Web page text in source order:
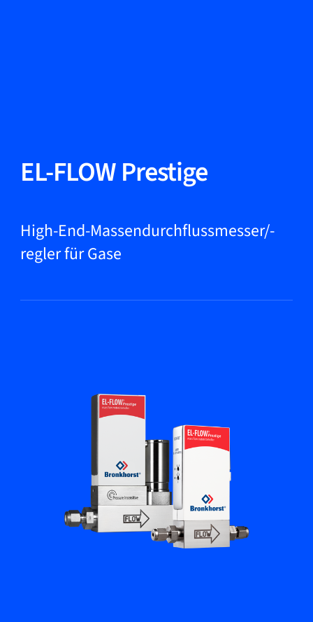
Produkte
Märkte
Bronkhorst
Kontakt aufnehmen
EL-FLOW Prestige
High-End-Massendurchflussmesser/-
regler für Gase